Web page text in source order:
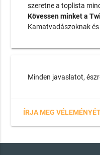
szeretne a toplista
Kövessen minket a
Kamatvadászoknak
Minden javaslatot,
ÍRJA MEG